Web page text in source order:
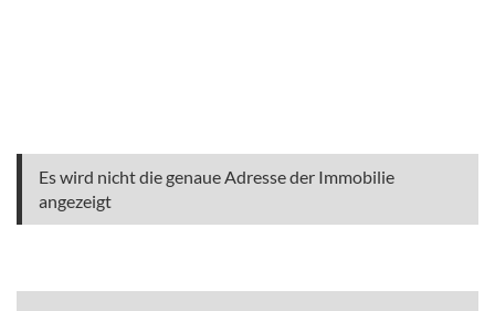
Es wird nicht die genaue Adresse der Immobilie
angezeigt